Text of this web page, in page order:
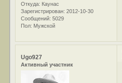
Откуда: Каунас
Зарегистрирован: 2012-10-30
Сообщений: 5029
Пол: Мужской
Ugo927
Активный участник